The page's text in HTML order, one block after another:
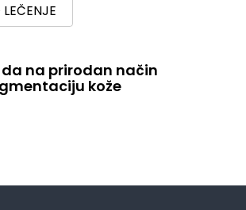
na prirodan način
kože